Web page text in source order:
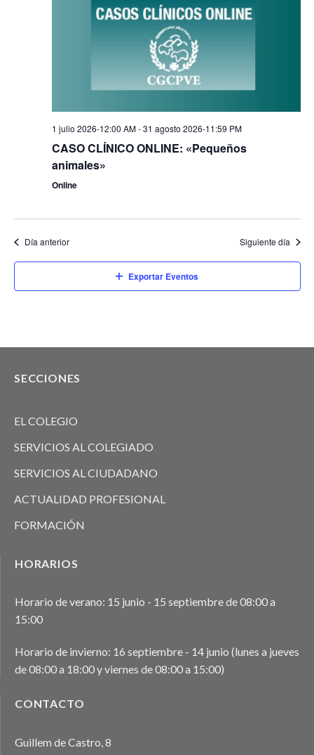
1 julio 2026-12:00 AM-31 agosto 2026-11:59 PM
CASO CLÍNICO ONLINE: «Pequeños
animales»
Online
Día anterior Siguiente día
Exportar Eventos
SECCIONES
EL COLEGIO
SERVICIOS AL COLEGIADO
SERVICIOS AL CIUDADANO
ACTUALIDAD PROFESIONAL
FORMACIÓN
HORARIOS
Horario de verano: 15 junio - 15 septiembre de 08:00 a
15:00
Horario de invierno: 16 septiembre - 14 junio (lunes a jueves
de 08:00 a 18:00 y viernes de 08:00 a 15:00)
CONTACTO
Guillem de Castro, 8